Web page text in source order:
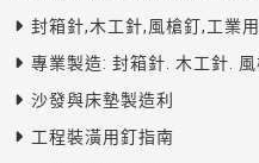
封箱針,木工針,風槍釘,工業
專業製造: 封箱針. 木工針.
沙發與床墊製造利
工程裝潢用釘指南